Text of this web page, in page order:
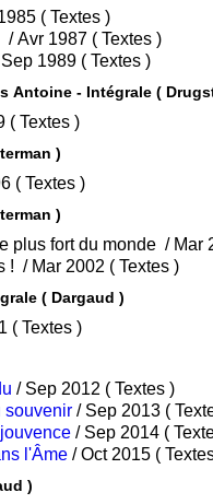
• Tome 1 : Léa / Oct 1985 ( Textes )
• Tome 2 : La maison / Avr 1987 ( Textes )
• Tome 3 : Le Sujet / Sep 1989 ( Textes )
Les Errances de Julius Antoine
• OneShot / Oct 2009 ( Textes )
( Casterman )
• OneShot / Aou 1996 ( Textes )
( Casterman )
• Tome 2 : A Mycènes ! / Mar 2002 ( Textes )
La Gloire d'Héra - Intégrale ( Dargaud )
• OneShot / Mai 2011 ( Textes )
/ Sep 2012 ( Textes )
souvenir
/ Sep 2013
/ Sep 2014 (
l'Âme / Oct 2015 (
)